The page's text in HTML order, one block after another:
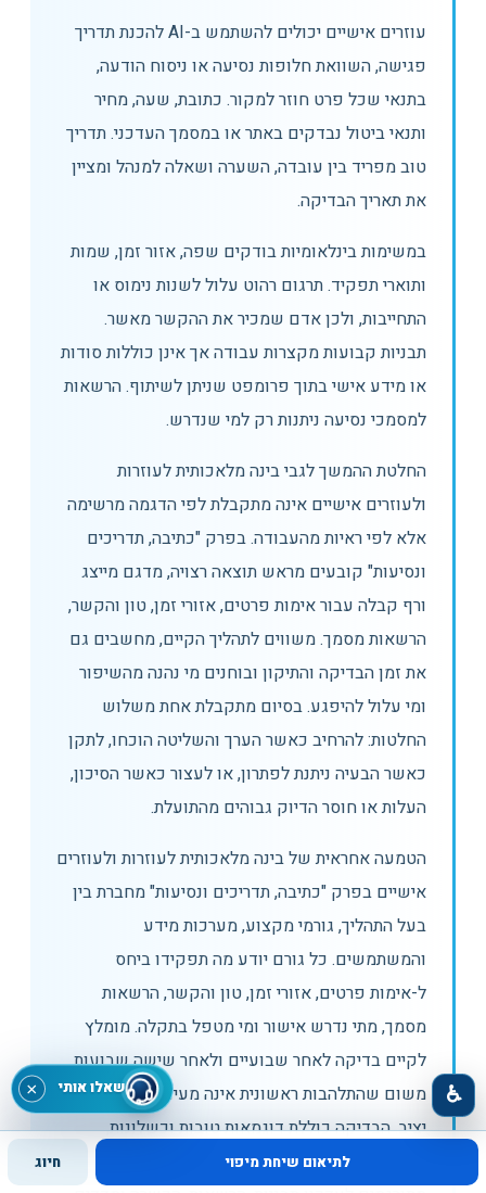
עוזרים אישיים יכולים להשתמש ב-AI להכנת תדריך
פגישה, השוואת חלופות נסיעה או ניסוח הודעה,
בתנאי שכל פרט חוזר למקור. כתובת, שעה, מחיר
ותנאי ביטול נבדקים באתר או במסמך העדכני. תדריך
טוב מפריד בין עובדה, השערה ושאלה למנהל ומציין
את תאריך הבדיקה.
במשימות בינלאומיות בודקים שפה, אזור זמן, שמות
ותוארי תפקיד. תרגום רהוט עלול לשנות נימוס או
התחייבות, ולכן אדם שמכיר את ההקשר מאשר.
תבניות קבועות מקצרות עבודה אך אינן כוללות סודות
או מידע אישי בתוך פרומפט שניתן לשיתוף. הרשאות
למסמכי נסיעה ניתנות רק למי שנדרש.
החלטת ההמשך לגבי בינה מלאכותית לעוזרות
ולעוזרים אישיים אינה מתקבלת לפי הדגמה מרשימה
אלא לפי ראיות מהעבודה. בפרק "כתיבה, תדריכים
ונסיעות" קובעים מראש תוצאה רצויה, מדגם מייצג
ורף קבלה עבור אימות פרטים, אזורי זמן, טון והקשר,
הרשאות מסמך. משווים לתהליך הקיים, מחשבים גם
את זמן הבדיקה והתיקון ובוחנים מי נהנה מהשיפור
ומי עלול להיפגע. בסיום מתקבלת אחת משלוש
החלטות: להרחיב כאשר הערך והשליטה הוכחו, לתקן
כאשר הבעיה ניתנת לפתרון, או לעצור כאשר הסיכון,
העלות או חוסר הדיוק גבוהים מהתועלת.
הטמעה אחראית של בינה מלאכותית לעוזרות ולעוזרים
אישיים בפרק "כתיבה, תדריכים ונסיעות" מחברת בין
בעל התהליך, גורמי מקצוע, מערכות מידע
והמשתמשים. כל גורם יודע מה תפקידו ביחס
ל-אימות פרטים, אזורי זמן, טון והקשר, הרשאות
מסמך, מתי נדרש אישור ומי מטפל בתקלה. מומלץ
לקיים בדיקה לאחר שבועיים ולאחר שישה שבועות,
משום שהתלהבות ראשונית אינה מעידה על אימוץ
יציב. הבדיקה כוללת דוגמאות טובות וכשלונות,
שאלות שעלו מהשטח ושינויים בתהליך. הממצאים
לתיאום שיחת מיפוי חיוג
שאלו אותי × ♿